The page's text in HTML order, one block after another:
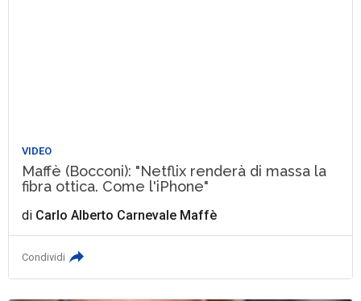
VIDEO
Maffè (Bocconi): "Netflix renderà di massa la
fibra ottica. Come l'iPhone"
di Carlo Alberto Carnevale Maffè
Condividi